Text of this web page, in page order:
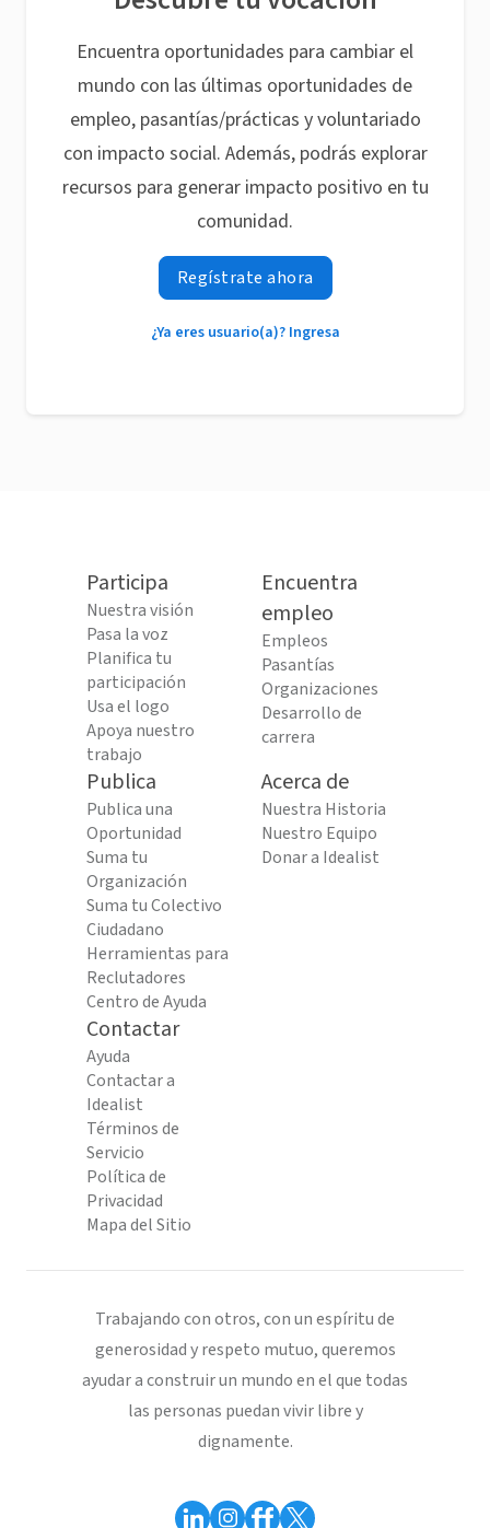
Encuentra oportunidades para cambiar el
mundo con las últimas oportunidades de
empleo, pasantías/prácticas y voluntariado
con impacto social. Además, podrás explorar
recursos para generar impacto positivo en tu
comunidad.
Regístrate ahora
¿Ya eres usuario(a)? Ingresa
Participa
Nuestra visión
Pasa la voz
Planifica tu
participación
Usa el logo
Apoya nuestro
trabajo
Encuentra
empleo
Empleos
Pasantías
Organizaciones
Desarrollo de
carrera
Publica
Publica una
Oportunidad
Suma tu
Organización
Suma tu Colectivo
Ciudadano
Herramientas para
Reclutadores
Centro de Ayuda
Acerca de
Nuestra Historia
Nuestro Equipo
Donar a Idealist
Contactar
Ayuda
Contactar a
Idealist
Términos de
Servicio
Política de
Privacidad
Mapa del Sitio
Trabajando con otros, con un espíritu de
generosidad y respeto mutuo, queremos
ayudar a construir un mundo en el que todas
las personas puedan vivir libre y
dignamente.